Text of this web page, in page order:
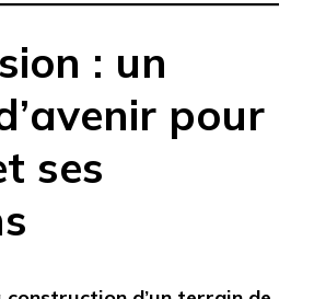
: un
pour
ses